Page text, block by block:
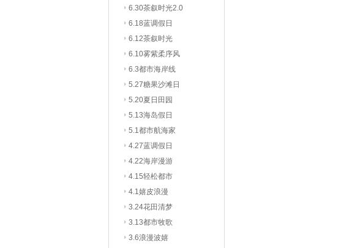
6.30茶叙时光2.0
6.18蓝调假日
6.12茶叙时光
6.10雾紫柔序风
6.3都市海岸线
5.27糖果沙滩日
5.20夏日田园
5.13海岛假日
5.1都市航海家
4.27蓝调假日
4.22海岸漫游
4.15轻松都市
4.1嬉皮浪漫
3.24花田清梦
3.13都市牧歌
3.6浪漫波嬉